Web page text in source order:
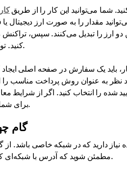
شما می‌توانید این کار را از طریق
مقدار را به صورت ارز
ارز را تبدیل می‌کنند. سپس، تراکنش
کنید. توکن‌ها به کیف پول ارز دیجیتال شما منتقل خواهند شد.
نظر به عنوان روش پرداخت مناسب را
را انتخاب کنید. اگر از شرایط
برای شما ارسال می‌کند و شما ارز فیات را منتقل خواهید کرد.
گام
نیاز دارید که در شبکه خاصی باشد.
مطمئن شوید که آدرس با شبکه‌ای که قصد دارید برای انتقال استفاده کنید، مطابقت دارد.